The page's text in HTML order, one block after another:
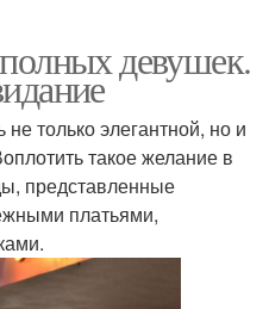
девушек.
только элегантной, но и
такое желание в
представленные
платьями,